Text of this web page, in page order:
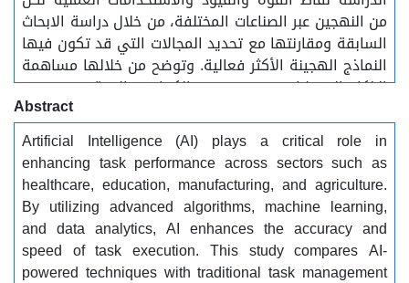
من النهجين عبر الصناعات المختلفة، من خلال دراسة الابحاث
السابقة ومقارنتها مع تحديد المجالات التي قد تكون فيها
النماذج الهجينة الأكثر فعالية. وتوضح من خلالها مساهمة
الذكاء الاصطناعي في تحسين الكفاءة والدقة ودمجه مع
الوسائل التقليدية يعطي حل استراتيجي يجمع بين مزايا
السرعة والدقة والشفافية وتختتم بتوصيات لتوجيه تبني
الذكاء الاصطناعي وتحسين استراتيجيات أداء المهام، إلى
جانب اقتراحات لأبحاث مستقبلية لتعزيز كل من التقنيات
المدعومة بالذكاء الاصطناعي والأساليب التقليدية.............
الكلمات المفتاحية:....... الذكاء الاصطناعي، إدارة المهام
التقليدية، التعلم الآلي، خوارزميات جدولة المهام.
Abstract
Artificial Intelligence (AI) plays a critical role in
enhancing task performance across sectors such as
healthcare, education, manufacturing, and agriculture.
By utilizing advanced algorithms, machine learning,
and data analytics, AI enhances the accuracy and
speed of task execution. This study compares AI-
powered techniques with traditional task management